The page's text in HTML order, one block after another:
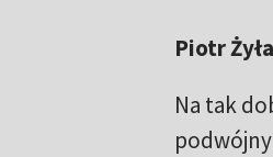
Piotr
Na tak